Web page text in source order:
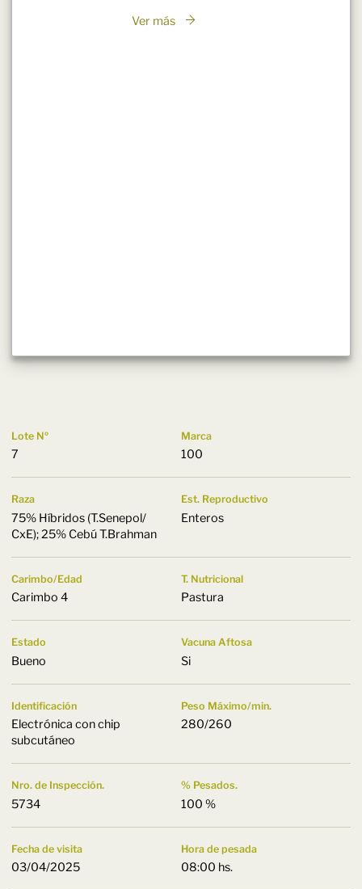
Ver más
Lote Nº
7
Marca
100
Raza
75% Híbridos (T.Senepol/
CxE); 25% Cebú T.Brahman
Est. Reproductivo
Enteros
Carimbo/Edad
Carimbo 4
T. Nutricional
Pastura
Estado
Bueno
Vacuna Aftosa
Si
Identificación
Electrónica con chip
subcutáneo
Peso Máximo/min.
280/260
Nro. de Inspección.
5734
% Pesados.
100 %
Fecha de visita
03/04/2025
Hora de pesada
08:00 hs.